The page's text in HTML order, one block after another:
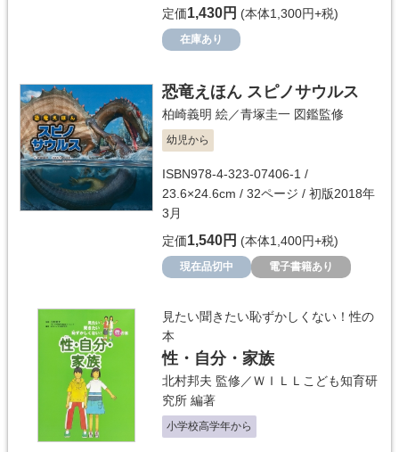
定価1,430円 (本体1,300円+税)
在庫あり
恐竜えほん スピノサウルス
柏崎義明 絵／青塚圭一 図鑑監修
幼児から
ISBN978-4-323-07406-1 /
23.6×24.6cm / 32ページ / 初版2018年
3月
定価1,540円 (本体1,400円+税)
現在品切中 電子書籍あり
見たい聞きたい恥ずかしくない！性の
本
性・自分・家族
北村邦夫 監修／ＷＩＬＬこども知育研
究所 編著
小学校高学年から